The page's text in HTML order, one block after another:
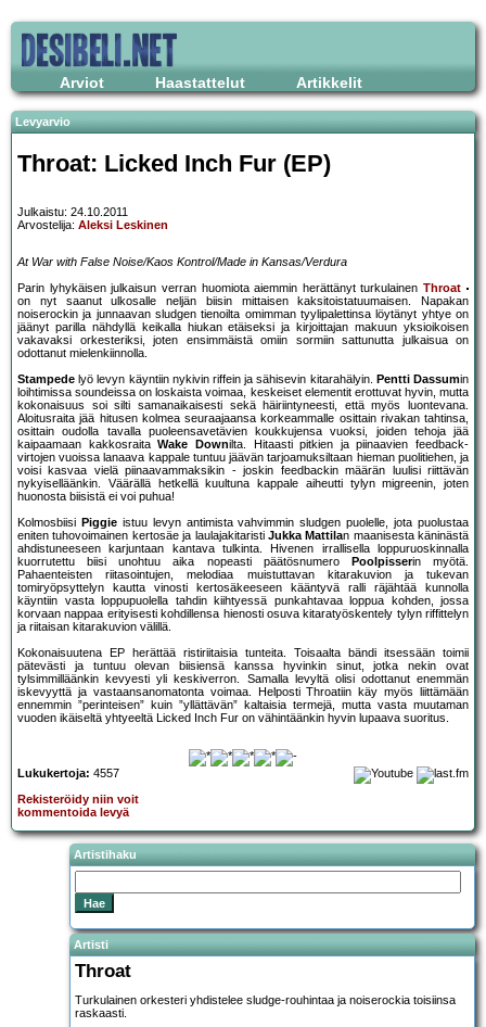
Arviot Haastattelut Artikkelit
Levyarvio
Throat: Licked Inch Fur (EP)
Julkaistu: 24.10.2011
Arvostelija: Aleksi Leskinen
At War with False Noise/Kaos Kontrol/Made in Kansas/Verdura
Parin lyhykäisen julkaisun verran huomiota aiemmin herättänyt turkulainen Throat
on nyt saanut ulkosalle neljän biisin mittaisen kaksitoistatuumaisen. Napakan
noiserockin ja junnaavan sludgen tienoilta omimman tyylipalettinsa löytänyt yhtye on
jäänyt parilla nähdyllä keikalla hiukan etäiseksi ja kirjoittajan makuun yksioikoisen
vakavaksi orkesteriksi, joten ensimmäistä omiin sormiin sattunutta julkaisua on
odottanut mielenkiinnolla.
Stampede lyö levyn käyntiin nykivin riffein ja sähisevin kitarahälyin. Pentti Dassumin
loihtimissa soundeissa on loskaista voimaa, keskeiset elementit erottuvat hyvin, mutta
kokonaisuus soi silti samanaikaisesti sekä häiriintyneesti, että myös luontevana.
Aloitusraita jää hitusen kolmea seuraajaansa korkeammalle osittain rivakan tahtinsa,
osittain oudolla tavalla puoleensavetävien koukkujensa vuoksi, joiden tehoja jää
kaipaamaan kakkosraitaWake Downilta. Hitaasti pitkien ja piinaavien feedback-
virtojen vuoissa lanaava kappale tuntuu jäävän tarjoamuksiltaan hieman puolitiehen, ja
voisi kasvaa vielä piinaavammaksikin - joskin feedbackin määrän luulisi riittävän
nykyiselläänkin. Väärällä hetkellä kuultuna kappale aiheutti tylyn migreenin, joten
huonosta biisistä ei voi puhua!
Kolmosbiisi Piggieistuu levyn antimista vahvimmin sludgen puolelle, jota puolustaa
eniten tuhovoimainen kertosäe ja laulajakitaristi Jukka Mattilan maanisesta käninästä
ahdistuneeseen karjuntaan kantava tulkinta. Hivenen irrallisella loppuruoskinnalla
kuorrutettu biisi unohtuu aika nopeasti päätösnumero
Poolpisserin myötä.
Pahaenteisten riitasointujen, melodiaa muistuttavan kitarakuvion ja tukevan
tomiryöpsyttelyn kautta vinosti kertosäkeeseen kääntyvä ralli räjähtää kunnolla
käyntiin vasta loppupuolella tahdin kiihtyessä punkahtavaa loppua kohden, jossa
korvaan nappaa erityisesti kohdillensa hienosti osuva kitaratyöskentely tylyn riffittelyn
ja riitaisan kitarakuvion välillä.
Kokonaisuutena EP herättää ristiriitaisia tunteita. Toisaalta bändi itsessään toimii
pätevästi ja tuntuu olevan biisiensä kanssa hyvinkin sinut, jotka nekin ovat
tylsimmilläänkin kevyesti yli keskiverron. Samalla levyltä olisi odottanut enemmän
iskevyyttä ja vastaansanomatonta voimaa. Helposti Throatiin käy myös liittämään
ennemmin ”perinteisen” kuin ”yllättävän” kaltaisia termejä, mutta vasta muutaman
vuoden ikäiseltä yhtyeeltä Licked Inch Fur on vähintäänkin hyvin lupaava suoritus.
Lukukertoja: 4557
Rekisteröidy niin voit
kommentoida levyä
Artistihaku
Artisti
Throat
Turkulainen orkesteri yhdistelee sludge-rouhintaa ja noiserockia toisiinsa
raskaasti.